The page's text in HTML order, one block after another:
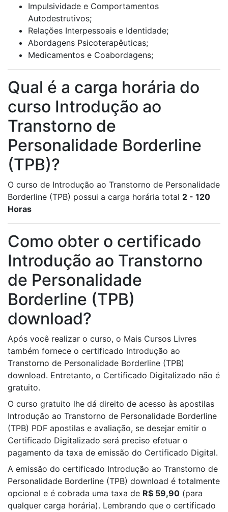
Impulsividade e Comportamentos
Autodestrutivos;
Relações Interpessoais e Identidade;
Abordagens Psicoterapêuticas;
Medicamentos e Coabordagens;
Qual é a carga horária do
curso Introdução ao
Transtorno de
Personalidade Borderline
(TPB)?
O curso de Introdução ao Transtorno de Personalidade
Borderline (TPB) possui a carga horária total 2 - 120
Horas
Como obter o certificado
Introdução ao Transtorno
de Personalidade
Borderline (TPB)
download?
Após você realizar o curso, o Mais Cursos Livres
também fornece o certificado Introdução ao
Transtorno de Personalidade Borderline (TPB)
download. Entretanto, o Certificado Digitalizado não é
gratuito.
O curso gratuito lhe dá direito de acesso às apostilas
Introdução ao Transtorno de Personalidade Borderline
(TPB) PDF apostilas e avaliação, se desejar emitir o
Certificado Digitalizado será preciso efetuar o
pagamento da taxa de emissão do Certificado Digital.
A emissão do certificado Introdução ao Transtorno de
Personalidade Borderline (TPB) download é totalmente
opcional e é cobrada uma taxa de R$ 59,90 (para
qualquer carga horária). Lembrando que o certificado